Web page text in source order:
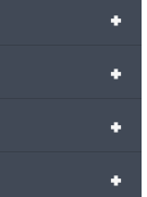
+
+
+
+